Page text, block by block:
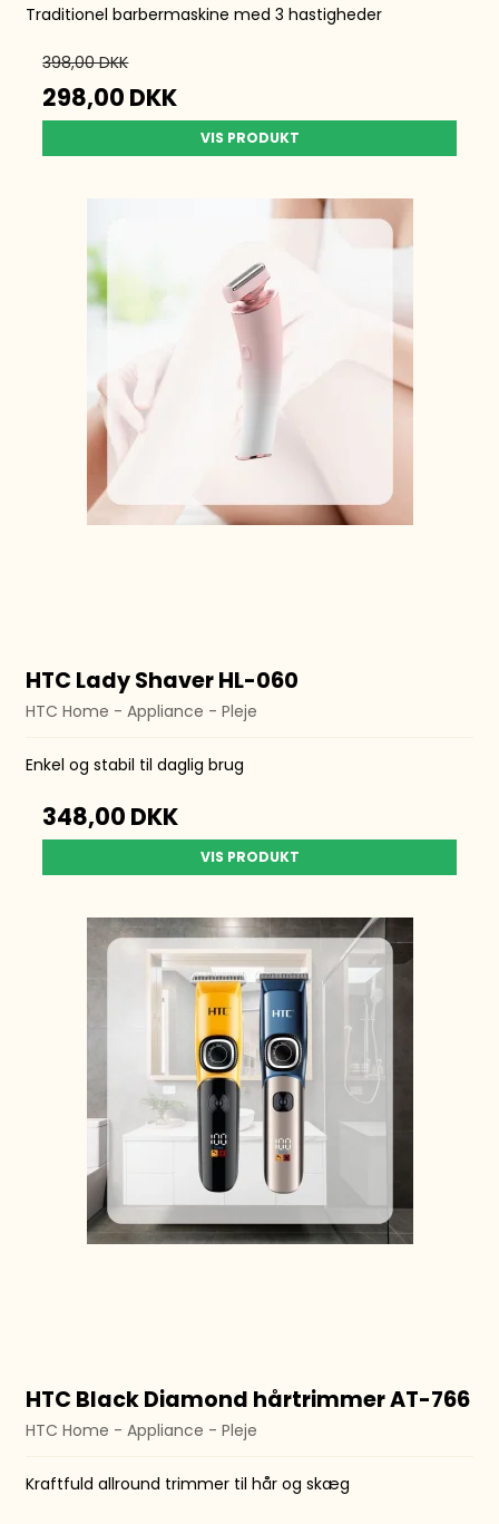
Traditionel barbermaskine med 3 hastigheder
398,00 DKK
298,00 DKK
VIS PRODUKT
HTC Lady Shaver HL-060
HTC Home - Appliance - Pleje
Enkel og stabil til daglig brug
348,00 DKK
VIS PRODUKT
HTC Black Diamond hårtrimmer AT-766
HTC Home - Appliance - Pleje
Kraftfuld allround trimmer til hår og skæg